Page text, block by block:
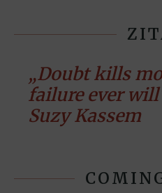
„Doubt kills
failure ever
Suzy Kassem